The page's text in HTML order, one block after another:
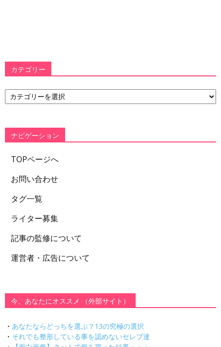
カテゴリー
カ
テ
ー
ナビゲーション
TOPページへ
お問い合わせ
タグ一覧
ライター募集
記事の監修について
運営者・広告について
今、あなたにオススメ （外部サイト）
・ あなたならどっちを選ぶ？13の究極の選択
・ それでも整形している事を認めないセレブ達